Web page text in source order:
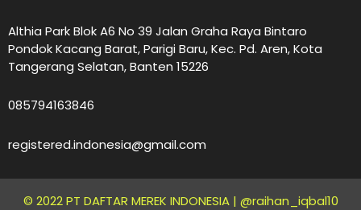
Althia Park Blok A6 No 39 Jalan Graha Raya Bintaro
Pondok Kacang Barat, Parigi Baru, Kec. Pd. Aren, Kota
Tangerang Selatan, Banten 15226
085794163846
registered.indonesia@gmail.com
© 2022 PT DAFTAR MEREK INDONESIA | @raihan_iqbal10